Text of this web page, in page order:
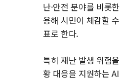
난·안전 분야를 비롯
용해 시민이 체감할
표로 한다.
특히 재난 발생 위험
황 대응을 지원하는